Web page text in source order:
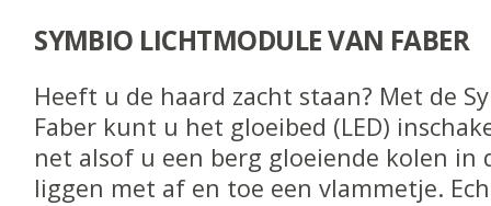
SYMBIO LICHTMODULE VAN FABER
Heeft u de haard zacht staan? Met de
Faber kunt u het gloeibed (LED)
net alsof u een berg gloeiende kolen in
liggen met af en toe een vlammetje.